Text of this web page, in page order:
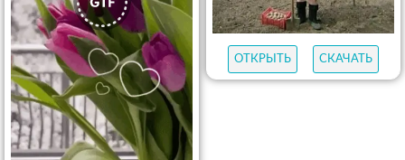
ОТКРЫТЬ СКАЧАТЬ